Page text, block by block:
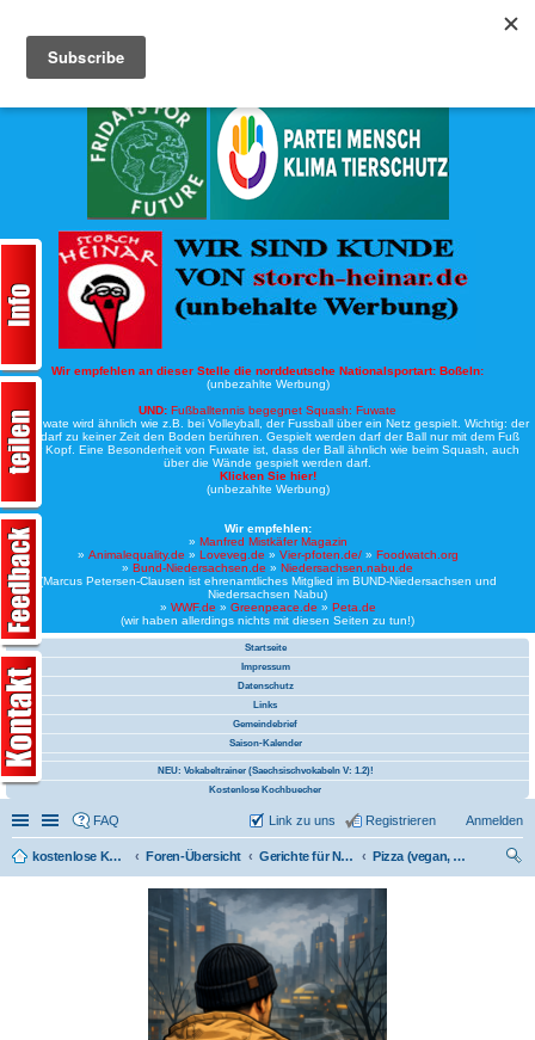
Wir empfehlen an dieser Stelle die norddeutsche Nationalsportart: Boßeln:
(unbezahlte Werbung)
UND: Fußballtennis begegnet Squash: Fuwate
Bei Fuwate wird ähnlich wie z.B. bei Volleyball, der Fussball über ein Netz gespielt. Wichtig: der
Ball darf zu keiner Zeit den Boden berühren. Gespielt werden darf der Ball nur mit dem Fuß
oder Kopf. Eine Besonderheit von Fuwate ist, dass der Ball ähnlich wie beim Squash, auch
über die Wände gespielt werden darf.
Klicken Sie hier!
(unbezahlte Werbung)
Wir empfehlen:
» Manfred Mistkäfer Magazin
» Animalequality.de » Loveveg.de » Vier-pfoten.de/» Foodwatch.org
» Bund-Niedersachsen.de » Niedersachsen.nabu.de
(Marcus Petersen-Clausen ist ehrenamtliches Mitglied im BUND-Niedersachsen und
Niedersachsen Nabu)
» WWF.de » Greenpeace.de » Peta.de
(wir haben allerdings nichts mit diesen Seiten zu tun!)
Startseite
Impressum
Datenschutz
Links
Gemeindebrief
Saison-Kalender
NEU: Vokabeltrainer (Saechsischvokabeln V: 1.2)!
Kostenlose Kochbuecher
Schnellzugriff
Linkliste
FAQ Anmelden
Registrieren
Link zu uns
kostenlose Kochrezepte und kostenlose Kochbücher Foren-Übersicht Gerichte für Niedersachsen
Pizza (vegan, Pizza Mellendorf trifft Pizza Sehnde)